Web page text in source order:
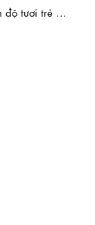
tươi trẻ ...